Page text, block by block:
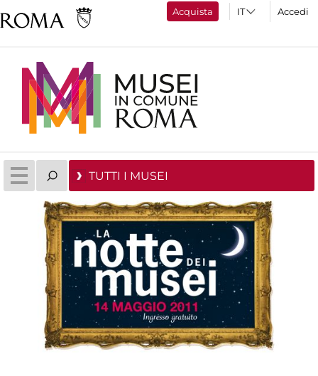
Acquista Accedi
TUTTI I MUSEI